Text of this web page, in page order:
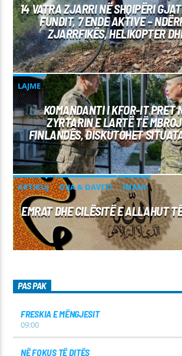
14 VATRA ZJARRI NË SHQIPËRI
FUNDIT, 7 ENDE AKTIVE –
ZJARRFIKËS, HELIKOPTER
LAJME
KOMANDANTI I KFOR-IT PRET
ZYRTARIN E LARTË TË
FINLANDËS, DISKUTOHET
ARTIKUJ DIJA & DAVETI IMANI
EMRAT DHE CILËSITË E ALLAHUT
PAS PAK
FRESKIA E MËNGJESIT
09:00
NË FOKUS TË DITËS